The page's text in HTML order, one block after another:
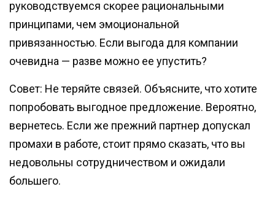
руководствуемся скорее рациональными
принципами, чем эмоциональной
привязанностью. Если выгода для компании
очевидна — разве можно ее упустить?
Совет: Не теряйте связей. Объясните, что хотите
попробовать выгодное предложение. Вероятно,
вернетесь. Если же прежний партнер допускал
промахи в работе, стоит прямо сказать, что вы
недовольны сотрудничеством и ожидали
большего.